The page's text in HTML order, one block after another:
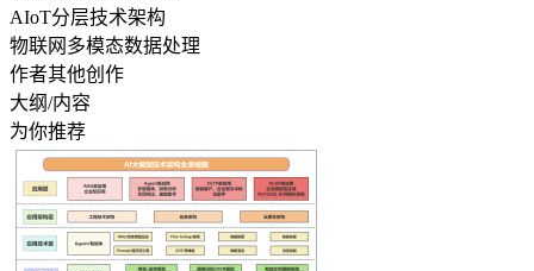
AIoT分层技术架构
物联网多模态数据处理
作者其他创作
大纲/内容
为你推荐